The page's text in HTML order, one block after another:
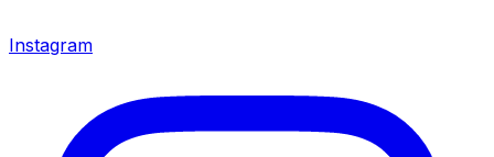
Instagram